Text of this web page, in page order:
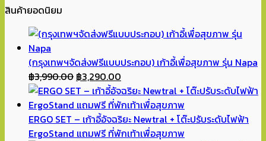
สินค้ายอดนิยม
(กรุงเทพฯจัดส่งฟรีแบบประกอบ) เก้าอี้เพื่อสุขภาพ รุ่น Napa
฿3,990.00 Original
price
was:
฿3,990.00.
฿3,290.00
price
is:
฿3,290.00.
ERGO SET – เก้าอี้อัจฉริยะ Newtral + โต๊ะปรับระดับไฟฟ้า
ErgoStand แถมฟรี ที่พักเท้าเพื่อสุขภาพ